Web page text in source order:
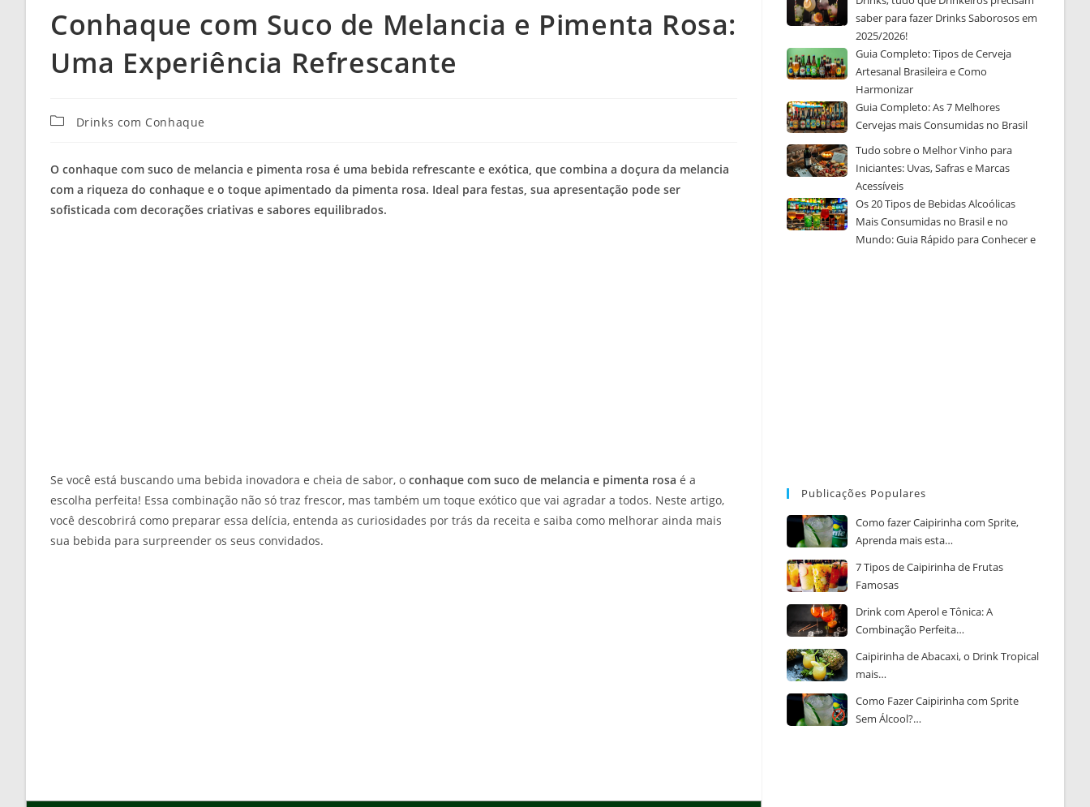
Conhaque com Suco de Melancia e Pimenta Rosa:
Uma Experiência Refrescante
CategoriaDrinks com Conhaque
O conhaque com suco de melancia e pimenta rosa é uma bebida refrescante e exótica, que combina a doçura da melancia
com a riqueza do conhaque e o toque apimentado da pimenta rosa. Ideal para festas, sua apresentação pode ser
sofisticada com decorações criativas e sabores equilibrados.
Se você está buscando uma bebida inovadora e cheia de sabor, o conhaque com suco de melancia e pimenta rosa é a
escolha perfeita! Essa combinação não só traz frescor, mas também um toque exótico que vai agradar a todos. Neste artigo,
você descobrirá como preparar essa delícia, entenda as curiosidades por trás da receita e saiba como melhorar ainda mais
sua bebida para surpreender os seus convidados.
saber para fazer Drinks Saborosos em
2025/2026!
Guia Completo: Tipos de Cerveja
Artesanal Brasileira e Como
Harmonizar
Guia Completo: As 7 Melhores
Cervejas mais Consumidas no Brasil
Tudo sobre o Melhor Vinho para
Iniciantes: Uvas, Safras e Marcas
Acessíveis
Os 20 Tipos de Bebidas Alcoólicas
Mais Consumidas no Brasil e no
Mundo: Guia Rápido para Conhecer e
Publicações Populares
Como fazer Caipirinha com Sprite,
Aprenda mais esta…
7 Tipos de Caipirinha de Frutas
Famosas
Drink com Aperol e Tônica: A
Combinação Perfeita…
Caipirinha de Abacaxi, o Drink Tropical
mais…
Como Fazer Caipirinha com Sprite
Sem Álcool?…